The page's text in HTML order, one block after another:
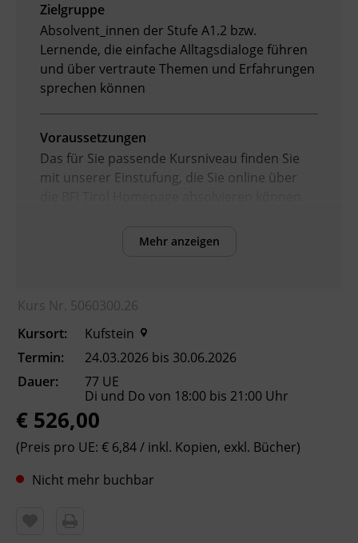
Zielgruppe
Absolvent_innen der Stufe A1.2 bzw.
Lernende, die einfache Alltagsdialoge führen
und über vertraute Themen und Erfahrungen
sprechen können
Voraussetzungen
Das für Sie passende Kursniveau finden Sie
mit unserer Einstufung, die Sie online über
Arbeitsmarkt
Kursformat
Präsenzunterricht
Leitung
Fachtrainer_in
Mehr anzeigen
Kurs Nr. 5060300.26
Kursort:
Kufstein
Termin:
24.03.2026 bis 30.06.2026
Dauer:
77 UE
Di und Do von 18:00 bis 21:00 Uhr
€ 526,00
(Preis pro UE: € 6,84 / inkl. Kopien, exkl. Bücher)
Nicht mehr buchbar